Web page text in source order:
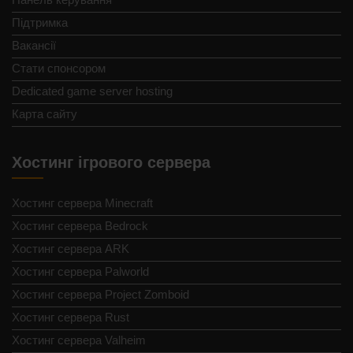
Підтримка
Вакансії
Стати спонсором
Dedicated game server hosting
Карта сайту
Хостинг ігрового сервера
Хостинг сервера Minecraft
Хостинг сервера Bedrock
Хостинг сервера ARK
Хостинг сервера Palworld
Хостинг сервера Project Zomboid
Хостинг сервера Rust
Хостинг сервера Valheim